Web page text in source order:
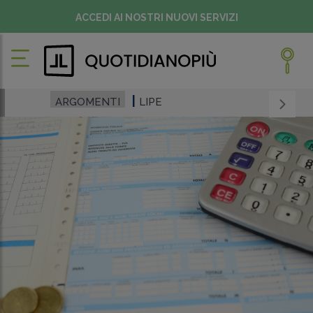
ACCEDI AI NOSTRI NUOVI SERVIZI
ARGOMENTI LIPE